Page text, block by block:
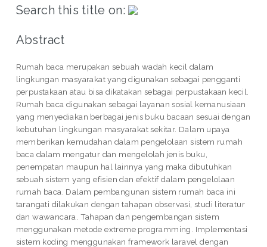
Search this title on:
Abstract
Rumah baca merupakan sebuah wadah kecil dalam
lingkungan masyarakat yang digunakan sebagai pengganti
perpustakaan atau bisa dikatakan sebagai perpustakaan kecil.
Rumah baca digunakan sebagai layanan sosial kemanusiaan
yang menyediakan berbagai jenis buku bacaan sesuai dengan
kebutuhan lingkungan masyarakat sekitar. Dalam upaya
memberikan kemudahan dalam pengelolaan sistem rumah
baca dalam mengatur dan mengelolah jenis buku,
penempatan maupun hal lainnya yang maka dibutuhkan
sebuah sistem yang efisien dan efektif dalam pengelolaan
rumah baca. Dalam pembangunan sistem rumah baca ini
tarangati dilakukan dengan tahapan observasi, studi literatur
dan wawancara. Tahapan dan pengembangan sistem
menggunakan metode extreme programming. Implementasi
sistem koding menggunakan framework laravel dengan